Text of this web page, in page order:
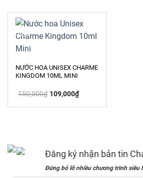
-27%
NƯỚC HOA UNISEX CHARME
KINGDOM 10ML MINI
150,000₫ Giá
gốc
109,000₫Giá
hiện
Đăng ký nhận bản tin
Đừng bỏ lỡ nhiều chương trình siêu